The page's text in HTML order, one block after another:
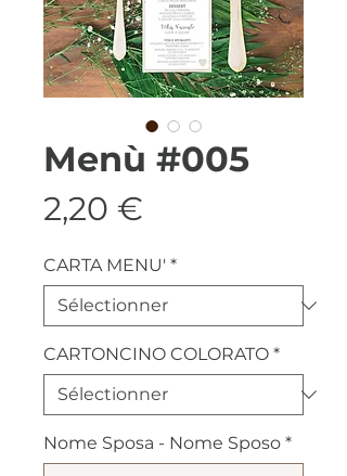
Menù #005
2,20 €
CARTA MENU' *
CARTONCINO COLORATO *
Nome Sposa - Nome Sposo *